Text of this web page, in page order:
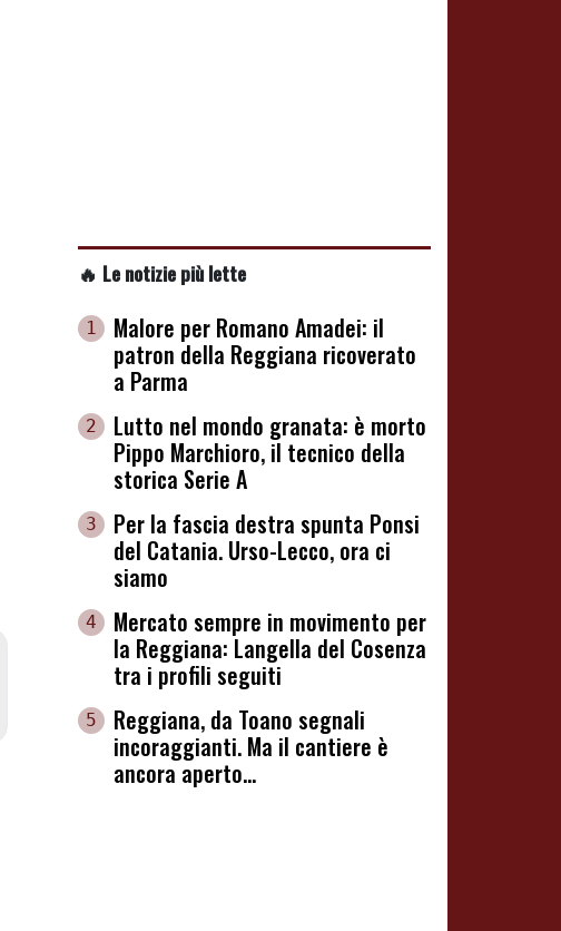
🔥 Le notizie più lette
1
Malore per Romano Amadei: il
patron della Reggiana ricoverato
a Parma
2
Lutto nel mondo granata: è morto
Pippo Marchioro, il tecnico della
storica Serie A
3
Per la fascia destra spunta Ponsi
del Catania. Urso-Lecco, ora ci
siamo
4
Mercato sempre in movimento per
la Reggiana: Langella del Cosenza
tra i profili seguiti
5
Reggiana, da Toano segnali
incoraggianti. Ma il cantiere è
ancora aperto...